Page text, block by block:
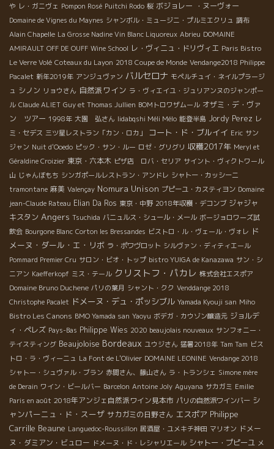
や レ・ガニヴェ Pompon Rosé Puitchi Rodo 桜 ボジョレー ・ヌーヴォー
Domaine de Vignes du Maynes シャンボル・ミュージニ・プルミエクリュ 調布
Alain Chapelle La Grosse Nadine Vin Blanc Liquoreux Abrieu DOMAINE
AMIRAULT OFF DE OUFF Wine School レ・ヴィニュ・ドリヴィエ Paris Bistro
Le Verre Volé Coteaux du Layon 2018 Coupe de Monde Vendange2018 Philippe
Pacalet 新年2019年 アンジュヴァン バルセロナ モペルチュイ・ネイルプラージ
ュ シノン リョウさん 自然派ワイン ラ・ヴィエイユ・ジュリアンヌのジャンポー
ル Claude ALIET Guy et Thomas Jullien BOMトロワザムール オザミ・デ・ヴァ
ン ツアー 1998年 大園 弘さん Iidabqshi Méli Mélo 能登半島 Jordy Perez レ
ミ・セデス 三ツ星レストラン「カン・ロカ」 コート・ド・ブルイイ Eric サン
ジャン Nuit d'Ooedo ピック・サン・ルー ロゼ・グリグリ 収穫2017年 Meryl et
Géraldine Croizier 東京・六本木 ピザ店 ロバ・セリア サイント・ヴィクトワール
山 じゃんぼもち シンガポールレストラン・アンドレ シャトー・カッシーニ
tramontane 麻美 Valençay Nomura Unison プピーユ・カスティヨン Domaine
jean-Claude Rateau Elian Da Ros 東京・中野 2018年収穫・デコンブ ジャジャ
キスタン Angers Tsuchida バニュルス・シュール・メール ボージョロワーズ試
飲会 Bourgone Blanc Corton les Bressandes ビストロ・ル・ヴェール・ヴォレ ド
メーヌ・ダール・エ・リボ ラ・ポワヴロット シルヴァン・ディティエール
Pommard Premier Cru サロン・ビオ・トップ bistro YUIGA de Kanazawa サン・シ
ニアン Kaefferkopf ミス・テール クリストフ・パカレ 株式会社エスポア
Domaine Bruno Duchene パリの葉月 シャント・クク Venddange 2018
Christophe Pacalet ドメーヌ・デュ・ポッシブル Yamada Kyouji san Miho
Bistro Les Canons BMO Yamada san Yaoyu ボデガ・カウゾン醸造元 ジョルデ
ィ・ペレズ Pays-Bas Philippe Wies 2020 beaujolais nouveaux サンフォニー・
テイスティング Beaujoloise Bordeaux ユウジさん 猛暑2018年 Tam Tam ビス
トロ・ラ・ヴィーニュ La Font de L'Olivier DOMAINE LEONINE Vendange 2018
シャトー・シュヴァル・ブラン 赤間さん、藤山さん ラ・トランシェ Simone mère
de Derain ワイン・ビールバー Barcelon Antoine Joly Aguyana サカガミ Emilie
Paris en août 2018年アンジェ自然派ワイン見本市 パリの自然派ワインバー シ
ャンパーニュ・ド・スーザ サカガミの日野さん エスポア Philippe
Carrille Beaune Languedoc-Roussillon 居酒屋・ユメキチ神田 マリオン ドメー
ヌ・ダミアン・ビュロー ドメーヌ・ド・レシャリエール シャトー・プピーユ メ